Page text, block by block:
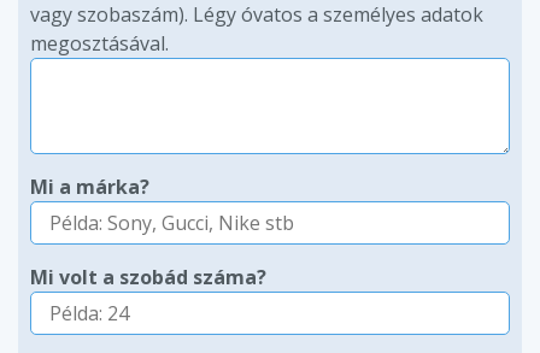
vagy szobaszám). Légy óvatos a személyes adatok
megosztásával.
Mi a márka?
Mi volt a szobád száma?